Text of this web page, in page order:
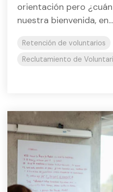
orientación pero
nuestra bienvenida, en...
Retención de voluntarios
Reclutamiento de